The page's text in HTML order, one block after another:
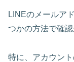
LINEのメールア
つかの方法で確認
特に、アカウン